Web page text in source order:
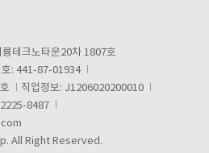
테크노타운20차 1807호
호: 441-87-01934
직업정보: J1206020200010
8487
All Right Reserved.